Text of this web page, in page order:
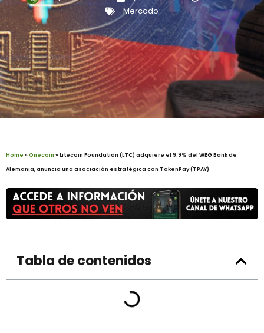
Mercado
Home »Onecoin »Litecoin Foundation (LTC) adquiere el 9.9% del WEG Bank de
Alemania, anuncia una asociación estratégica con TokenPay (TPAY)
Tabla de contenidos